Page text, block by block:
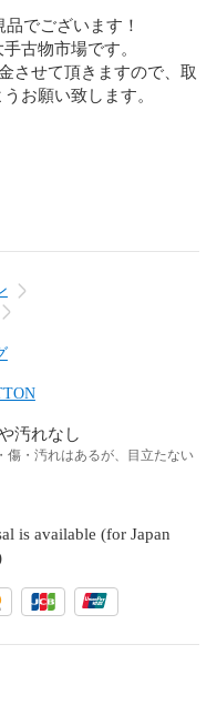
でございます！
古物市場です。
させて頂きますので、取
お願い致します。
汚れなし
傷・汚れはあるが、目立たない
is available (for Japan